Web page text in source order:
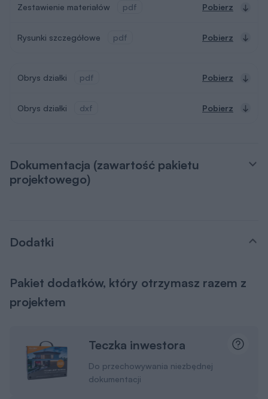
Zestawienie materiałów pdf Pobierz
Rysunki szczegółowe pdf Pobierz
Obrys działki pdf Pobierz
Obrys działki dxf Pobierz
Dokumentacja (zawartość pakietu
projektowego)
Dodatki
Pakiet dodatków, który otrzymasz razem z
projektem
Teczka inwestora
Do przechowywania niezbędnej
dokumentacji